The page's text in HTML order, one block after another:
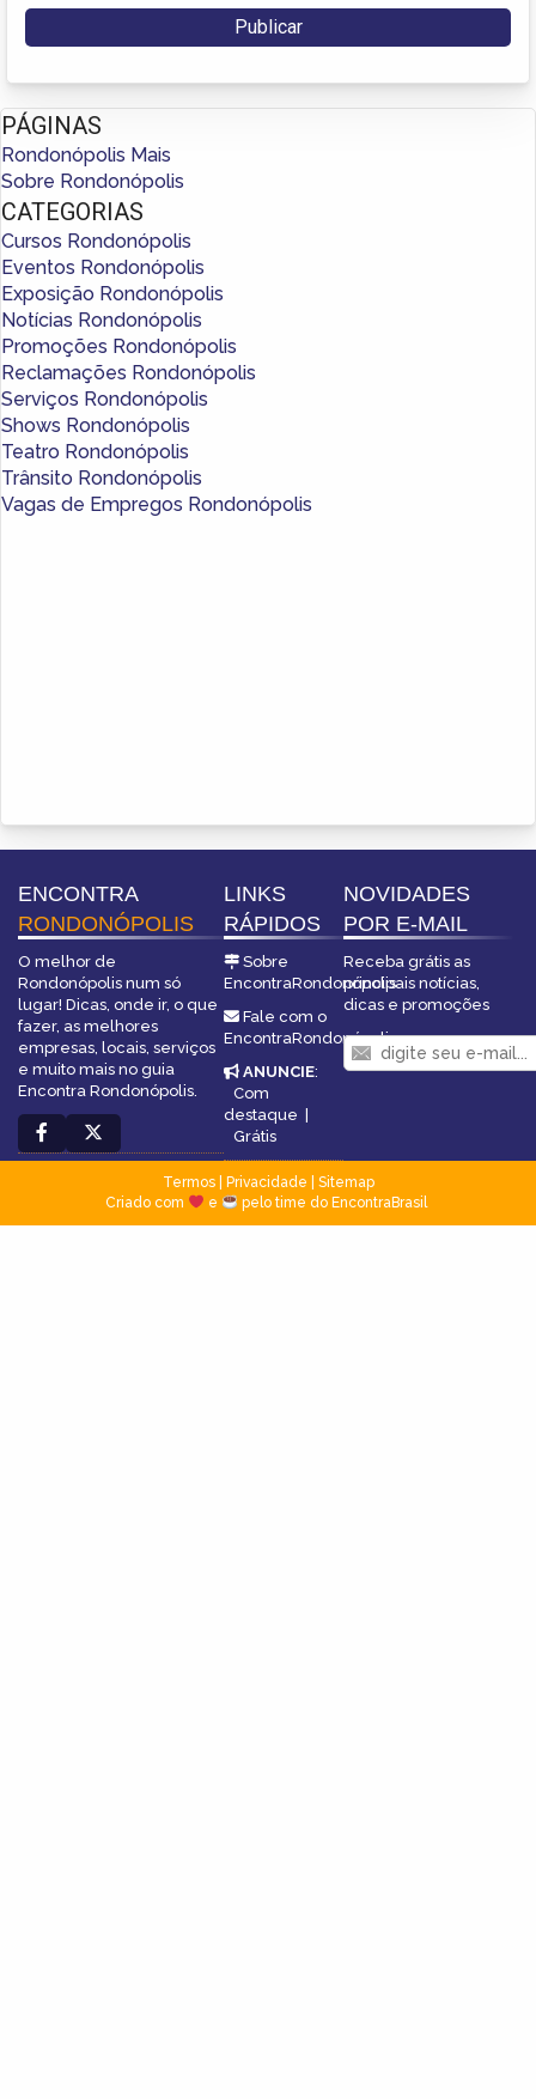
PÁGINAS
Rondonópolis Mais
Sobre Rondonópolis
CATEGORIAS
Cursos Rondonópolis
Eventos Rondonópolis
Exposição Rondonópolis
Notícias Rondonópolis
Promoções Rondonópolis
Reclamações Rondonópolis
Serviços Rondonópolis
Shows Rondonópolis
Teatro Rondonópolis
Trânsito Rondonópolis
Vagas de Empregos Rondonópolis
ENCONTRA
RONDONÓPOLIS
O melhor de
Rondonópolis num só
lugar! Dicas, onde ir, o que
fazer, as melhores
empresas, locais, serviços
e muito mais no guia
Encontra Rondonópolis.
LINKS
RÁPIDOS
Sobre
EncontraRondonópolis
Fale com o
EncontraRondonópolis
ANUNCIE:
Com
destaque
Grátis
NOVIDADES
POR E-MAIL
Receba grátis as
principais notícias,
dicas e promoções
Termos| Privacidade
Sitemap
Criado com
e pelo time do EncontraBrasil